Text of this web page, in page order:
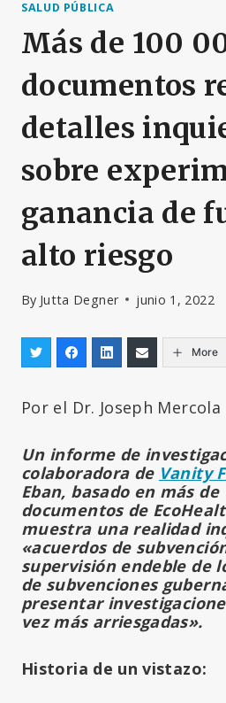
SALUD PÚBLICA
Más de 100
documentos
detalles
sobre
ganancia de
alto riesgo
By Jutta Degner junio 1, 2022
More
Por el Dr. Joseph Mercola
Un informe de
colaboradora de Vanity
Eban, basado en más de
documentos de
muestra una realidad
«acuerdos de
supervisión endeble de
de subvenciones
presentar
vez más arriesgadas».
Historia de un vistazo: